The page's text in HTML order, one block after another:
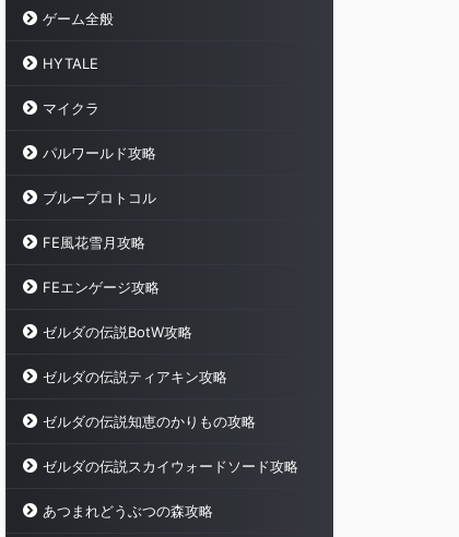
ゲーム全般
HYTALE
マイクラ
パルワールド攻略
ブループロトコル
FE風花雪月攻略
FEエンゲージ攻略
ゼルダの伝説BotW攻略
ゼルダの伝説ティアキン攻略
ゼルダの伝説知恵のかりもの攻略
ゼルダの伝説スカイウォードソード攻略
あつまれどうぶつの森攻略